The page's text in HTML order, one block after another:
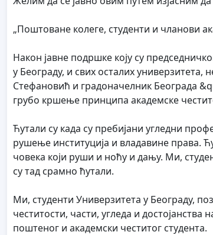
„Поштоване колеге, студенти и чланови
Након јавне подршке коју су
у Београду, и свих осталих
Стефановић и градоначелник Београда
грубо кршење принципа академске
Ћутали су када су пребијани угледни
рушење институција и владавине права.
човека који руши и ноћу и дању. Ми,
су тад срамно ћутали.
Ми, студенти Универзитета у Београду,
честитости, части, угледа и
поштеног и академски честитог студента.